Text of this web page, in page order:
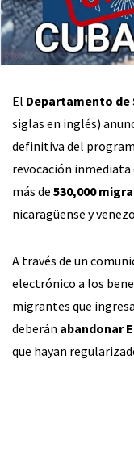
El Departamento de
siglas en inglés)
definitiva del
revocación
más de 530,000
nicaragüense y
A través de un
electrónico a los
migrantes que
deberán abandonar
que hayan